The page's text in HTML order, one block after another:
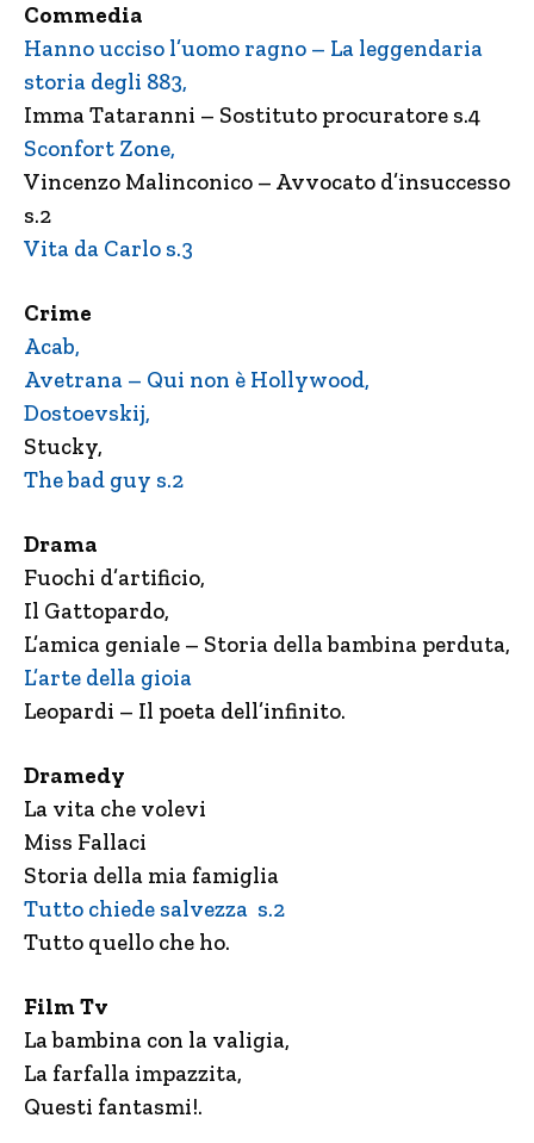
Commedia
Hanno ucciso l’uomo ragno – La leggendaria
storia degli 883,
Imma Tataranni – Sostituto procuratore s.4
Sconfort Zone,
Vincenzo Malinconico – Avvocato d’insuccesso
s.2
Vita da Carlo s.3
Crime
Acab,
Avetrana – Qui non è Hollywood,
Dostoevskij,
Stucky,
The bad guy s.2
Drama
Fuochi d’artificio,
Il Gattopardo,
L’amica geniale – Storia della bambina perduta,
L’arte della gioia
Leopardi – Il poeta dell’infinito.
Dramedy
La vita che volevi
Miss Fallaci
Storia della mia famiglia
Tutto chiede salvezza s.2
Tutto quello che ho.
Film Tv
La bambina con la valigia,
La farfalla impazzita,
Questi fantasmi!.